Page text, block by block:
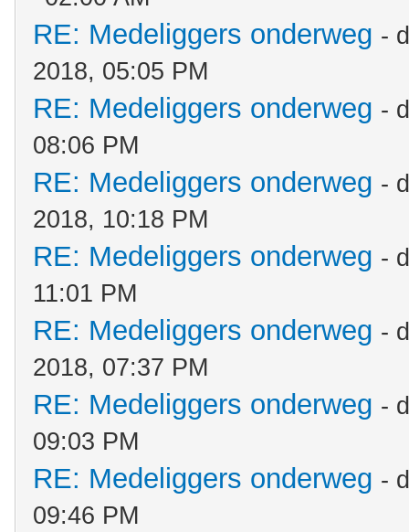
RE: Medeliggers onderweg -
2018, 05:05 PM
RE: Medeliggers onderweg -
08:06 PM
RE: Medeliggers onderweg -
2018, 10:18 PM
RE: Medeliggers onderweg -
11:01 PM
RE: Medeliggers onderweg -
2018, 07:37 PM
RE: Medeliggers onderweg -
09:03 PM
RE: Medeliggers onderweg -
09:46 PM